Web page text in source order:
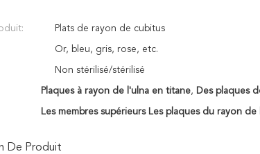
Plats de rayon de cubitus
Or, bleu, gris, rose, etc.
Non stérilisé/stérilisé
Plaques à rayon de l'ulna en titane, Des plaques
Les membres supérieurs Les plaques du rayon de
De Produit